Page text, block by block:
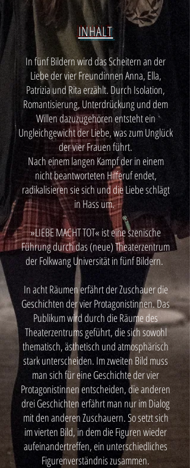
INHALT
In fünf Bildern wird das Scheitern an der
Liebe der vier Freundinnen Anna, Ella,
Patrizia und Rita erzählt. Durch Isolation,
Romantisierung, Unterdrückung und dem
Willen dazuzugehören entsteht ein
Ungleichgewicht der Liebe, was zum Unglück
der vier Frauen führt.
Nach einem langen Kampf der in einem
nicht beantworteten Hilferuf endet,
radikalisieren sie sich und die Liebe schlägt
in Hass um.
»LIEBE MACHT TOT« ist eine szenische
Führung durch das (neue) Theaterzentrum
der Folkwang Universität in fünf Bildern.
In acht Räumen erfährt der Zuschauer die
Geschichten der vier Protagonistinnen. Das
Publikum wird durch die Räume des
Theaterzentrums geführt, die sich sowohl
thematisch, ästhetisch und atmosphärisch
stark unterscheiden. Im zweiten Bild muss
man sich für eine Geschichte der vier
Protagonistinnen entscheiden, die anderen
drei Geschichten erfährt man nur im Dialog
mit den anderen Zuschauern. So setzt sich
im vierten Bild, in dem die Figuren wieder
aufeinandertreffen, ein unterschiedliches
Figurenverständnis zusammen.